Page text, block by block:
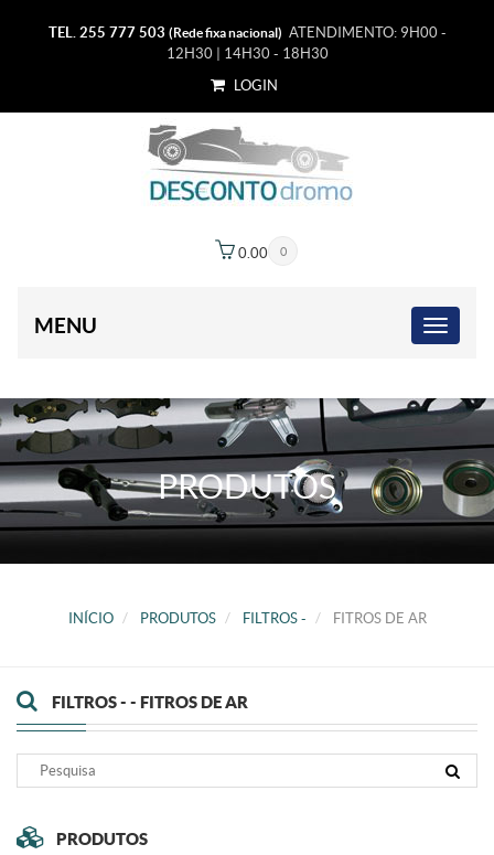
TEL. 255 777 503 (Rede fixa nacional) ATENDIMENTO: 9H00 -
12H30 | 14H30 - 18H30
LOGIN
0
0.00
MENU
PRODUTOS
INÍCIO PRODUTOS FILTROS - FITROS DE AR
FILTROS - - FITROS DE AR
PRODUTOS